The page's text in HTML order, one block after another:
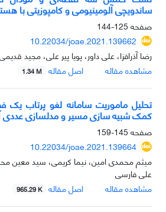
ساندویچی آلومینیومی و کامپوزیتی با
صفحه 125-144
10.22034/joae.2021.139662
رضا آذرافزا، علی داور، پویا پیر علی، مجید قدیمی
مشاهده مقاله
اصل مقاله 1.34 M
تحلیل ماموریت سامانه لغو پرتاب یک
کمک شبیه سازی مسیر و مدلسازی عددی
صفحه 145-159
10.22034/joae.2021.139664
میثم محمدی امین، نیما کریمی، سید معین
علی فارسی
مشاهده مقاله
اصل مقاله 965.29 K